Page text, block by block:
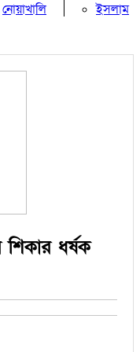
নোয়াখালি
জয়পুরহাট
ঝালকাঠি
ঝিনাইদহ
নওগাঁ
পটুয়াখালী
ইসলাম
শিকার ধর্ষক